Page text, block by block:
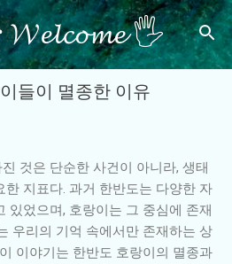
텐츠로 건너뛰기
𝓦𝓮𝓵𝓬𝓸𝓶𝓮 🖐
들이 멸종한 이유
것은 단순한 사건이 아니라, 생태
지표다. 과거 한반도는 다양한 자
있었으며, 호랑이는 그 중심에 존재
우리의 기억 속에서만 존재하는 상
이야기는 한반도 호랑이의 멸종과